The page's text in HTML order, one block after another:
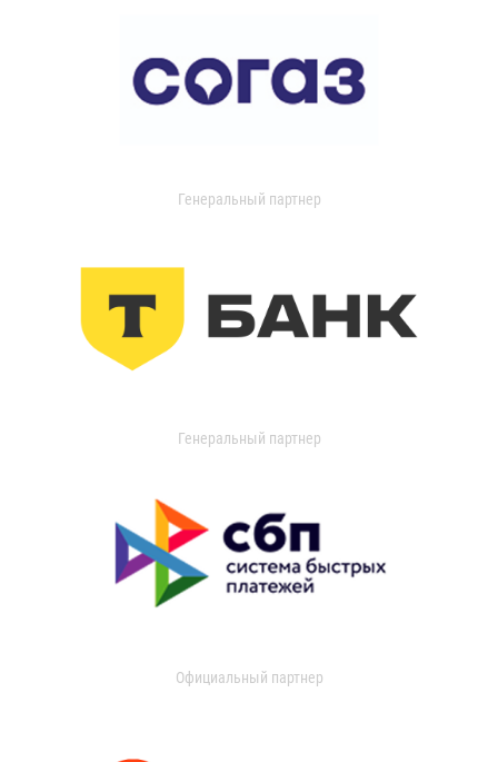
Генеральный партнер
Генеральный партнер
Официальный партнер